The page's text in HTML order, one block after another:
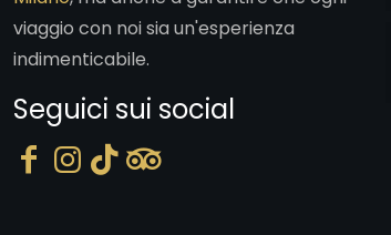
viaggio con noi sia un'esperienza
indimenticabile.
Seguici sui social